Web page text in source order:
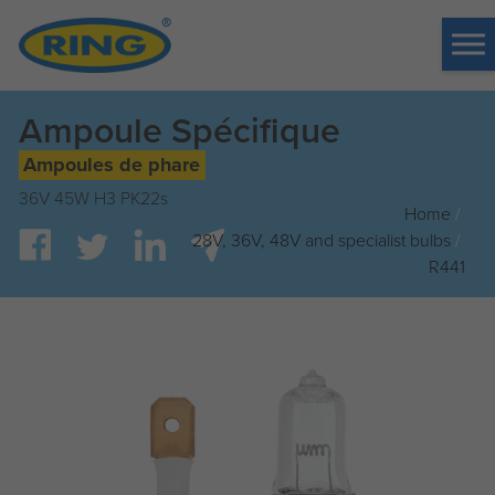
Ampoule Spécifique
Ampoules de phare
36V 45W H3 PK22s
Home /
28V, 36V, 48V and specialist bulbs/
R441